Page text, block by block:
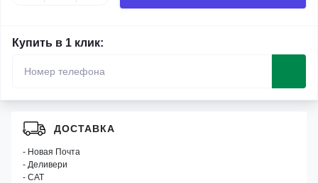
Купить в 1 клик:
ДОСТАВКА
- Новая Почта
- Деливери
- САТ